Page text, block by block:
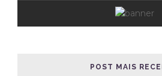
POST MAIS